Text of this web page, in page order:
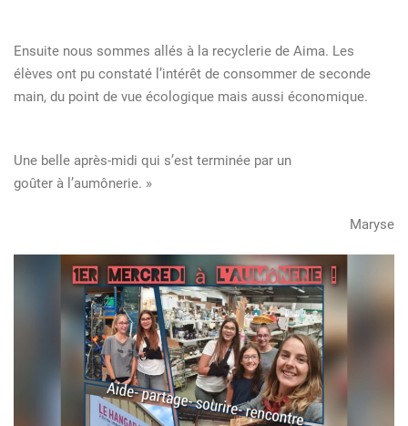
Ensuite nous sommes allés à la recyclerie de Aima. Les
élèves ont pu constaté l’intérêt de consommer de seconde
main, du point de vue écologique mais aussi économique.
Une belle après-midi qui s’est terminée par un
goûter à l’aumônerie. »
Maryse